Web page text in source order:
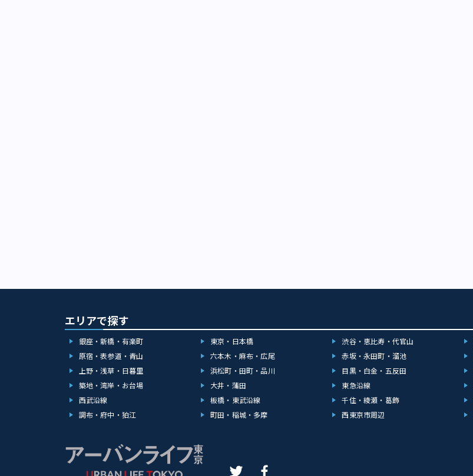
エリアで探す
銀座・新橋・有楽町 東京・日本橋 渋谷・恵比寿・代官山
原宿・表参道・青山
六本木・麻布・広尾 赤坂・永田町・溜池
上野・浅草・日暮里
浜松町・田町・品川 目黒・白金・五反田
築地・湾岸・お台場
大井・蒲田 東急沿線
西武沿線
板橋・東武沿線 千住・綾瀬・葛飾
調布・府中・狛江
町田・稲城・多摩 西東京市周辺